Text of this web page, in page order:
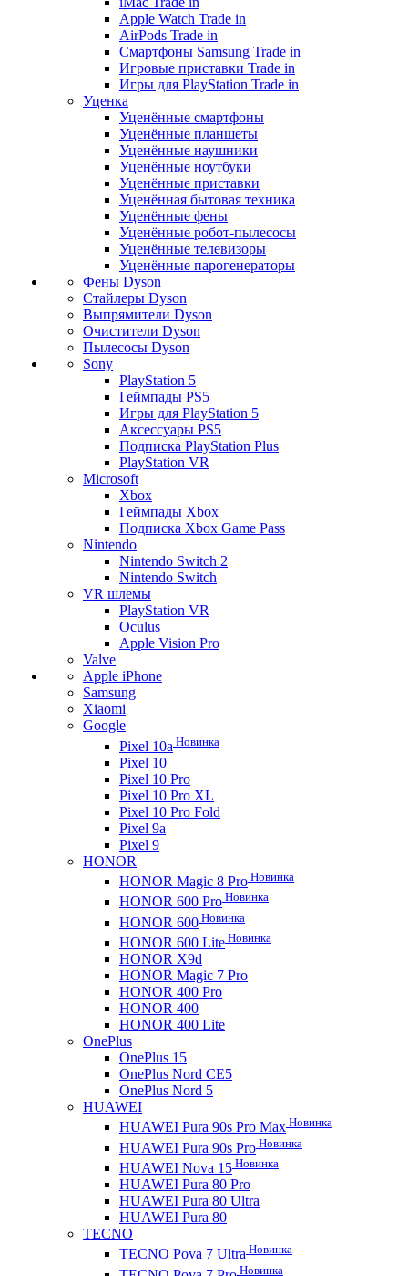
Apple Watch Trade in
AirPods Trade in
Смартфоны Samsung Trade in
Игровые приставки Trade in
Игры для PlayStation Trade in
Уценка
Уценённые смартфоны
Уценённые планшеты
Уценённые наушники
Уценённые ноутбуки
Уценённые приставки
Уценённая бытовая техника
Уценённые фены
Уценённые робот-пылесосы
Уценённые телевизоры
Уценённые парогенераторы
Фены Dyson
Стайлеры Dyson
Выпрямители Dyson
Очистители Dyson
Пылесосы Dyson
Sony
PlayStation 5
Геймпады PS5
Игры для PlayStation 5
Аксессуары PS5
Подписка PlayStation Plus
PlayStation VR
Microsoft
Xbox
Геймпады Xbox
Подписка Xbox Game Pass
Nintendo
Nintendo Switch 2
Nintendo Switch
VR шлемы
PlayStation VR
Oculus
Apple Vision Pro
Valve
Apple iPhone
Samsung
Xiaomi
Google
Pixel 10a Новинка
Pixel 10
Pixel 10 Pro
Pixel 10 Pro XL
Pixel 10 Pro Fold
Pixel 9a
Pixel 9
HONOR
HONOR Magic 8 Pro Новинка
HONOR 600 Pro Новинка
HONOR 600 Новинка
HONOR 600 Lite Новинка
HONOR X9d
HONOR Magic 7 Pro
HONOR 400 Pro
HONOR 400
HONOR 400 Lite
OnePlus
OnePlus 15
OnePlus Nord CE5
OnePlus Nord 5
HUAWEI
HUAWEI Pura 90s Pro Max Новинка
HUAWEI Pura 90s Pro Новинка
HUAWEI Nova 15 Новинка
HUAWEI Pura 80 Pro
HUAWEI Pura 80 Ultra
HUAWEI Pura 80
TECNO
TECNO Pova 7 Ultra Новинка
Новинка